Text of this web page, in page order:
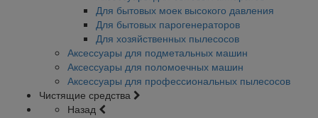
Для бытовых моек высокого давления
Для бытовых парогенераторов
Для хозяйственных пылесосов
Аксессуары для подметальных машин
Аксессуары для поломоечных машин
Аксессуары для профессиональных пылесосов
Чистящие средства
Назад